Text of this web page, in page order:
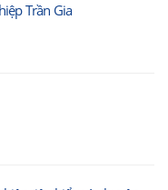
Trần Gia